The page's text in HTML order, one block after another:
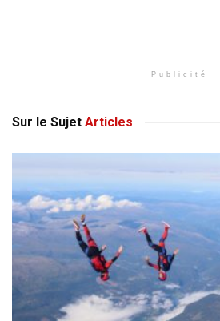
Publicité
Sur le Sujet Articles